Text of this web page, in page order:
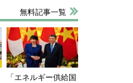
無料記事一覧
「エネルギー供給国